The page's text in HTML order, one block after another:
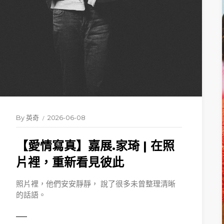
By英奇 2026-06-08
【愛情寫真】嘉展.家琦 | 在照
片裡，重新看見彼此
照片裡，他們安安靜靜， 說了很多未曾整理清晰
的話語。